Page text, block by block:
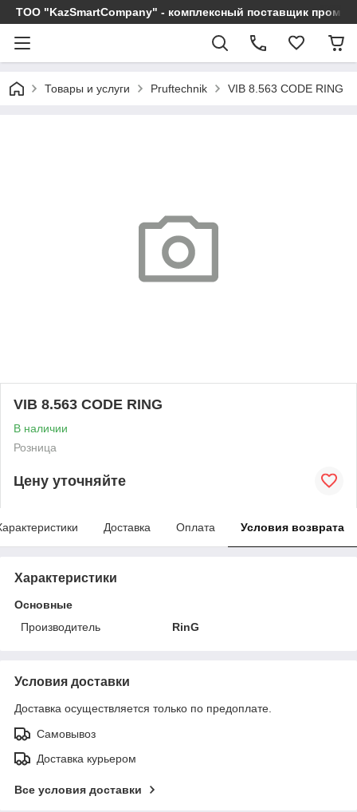
ТОО "KazSmartCompany" - комплексный поставщик
Товары и услуги Pruftechnik VIB 8.563 CODE RING
VIB 8.563 CODE RING
В наличии
Розница
Цену уточняйте
Доставка Оплата Условия возврата
Характеристики
Основные
Производитель
RinG
Условия доставки
Доставка осуществляется только по предоплате.
Самовывоз
Доставка курьером
Все условия доставки